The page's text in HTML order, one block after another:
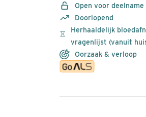
Open voor deelname
Doorlopend
Herhaaldelijk
vragenlijst (vanuit
Oorzaak & verloop